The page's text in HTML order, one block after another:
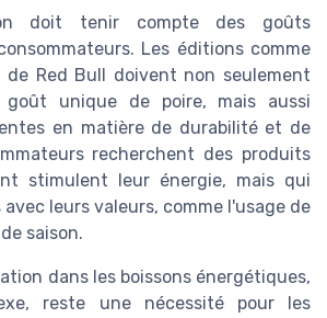
doit tenir compte des goûts
Les éditions comme
de Red Bull doivent non seulement
unique de poire, mais aussi
en matière de durabilité et de
recherchent des produits
stimulent leur énergie, mais qui
leurs valeurs, comme l'usage de
saison.
dans les boissons énergétiques,
reste une nécessité pour les